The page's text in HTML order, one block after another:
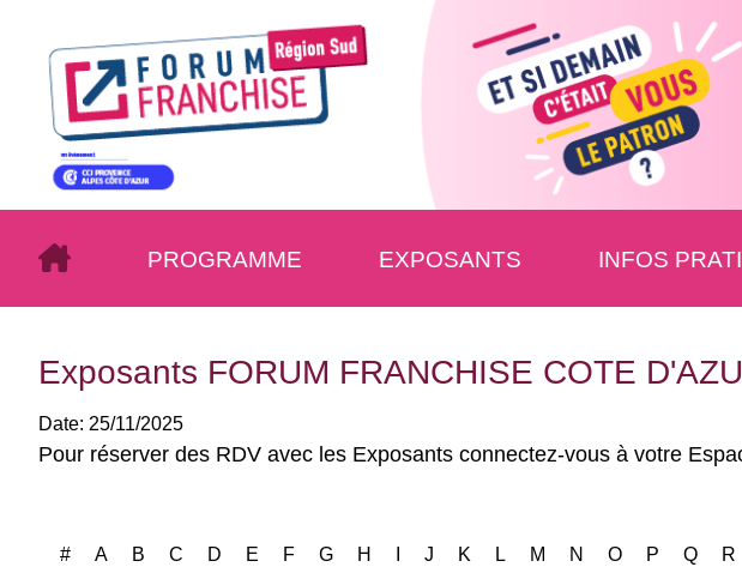
PROGRAMME EXPOSANTS INFOS
Exposants FORUM FRANCHISE COTE
Date: 25/11/2025
# A B C D E F G H J K L M N O P Q R